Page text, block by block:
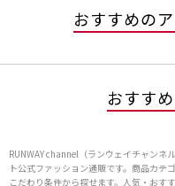
おすすめの
おすす
RUNWAY channel（ランウェイチャンネ
ト公式ファッション通販です。商品カテ
こだわり条件から探せます。人気・おす